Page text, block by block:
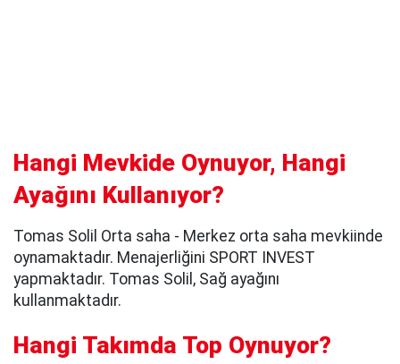
Hangi Mevkide Oynuyor, Hangi
Ayağını Kullanıyor?
Tomas Solil Orta saha - Merkez orta saha mevkiinde
oynamaktadır. Menajerliğini SPORT INVEST
yapmaktadır. Tomas Solil, Sağ ayağını
kullanmaktadır.
Hangi Takımda Top Oynuyor?